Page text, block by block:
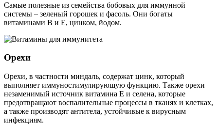
Самые полезные из семейства бобовых для иммунной
системы – зеленый горошек и фасоль. Они богаты
витаминами В и Е, цинком, йодом.
Орехи
Орехи, в частности миндаль, содержат цинк, который
выполняет иммуностимулирующую функцию. Также орехи ‒
незаменимый источник витамина Е и селена, которые
предотвращают воспалительные процессы в тканях и клетках,
а также производят антитела, устойчивые к вирусным
инфекциям.